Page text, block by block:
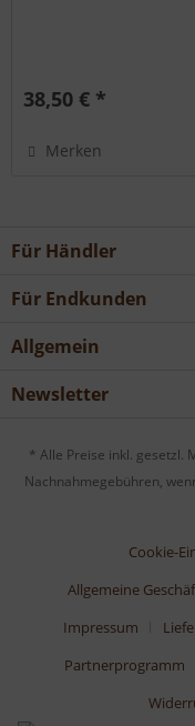
38,50 € *
Merken
Für Händler
Für Endkunden
Allgemein
Newsletter
* Alle Preise inkl. gesetzl.
Nachnahmegebühren,
Cookie-
Allgemeine
Impressum
Partnerprogramm